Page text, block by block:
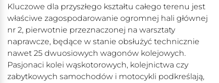
Kluczowe dla przyszłego kształtu całego terenu jest
właściwe zagospodarowanie ogromnej hali głównej
nr 2, pierwotnie przeznaczonej na warsztaty
naprawcze, będące w stanie obsłużyć technicznie
nawet 25 dwuosiowych wagonów kolejowych.
Pasjonaci kolei wąskotorowych, kolejnictwa czy
zabytkowych samochodów i motocykli podkreślają,